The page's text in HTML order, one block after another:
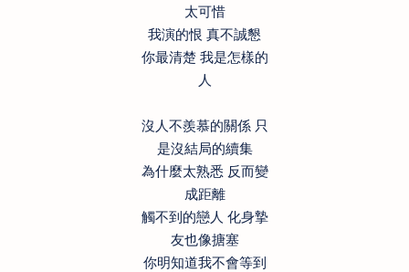
太可惜
我演的恨 真不誠懇
你最清楚 我是怎樣的
人
沒人不羨慕的關係 只
是沒結局的續集
為什麼太熟悉 反而變
成距離
觸不到的戀人 化身摯
友也像搪塞
你明知道我不會等到